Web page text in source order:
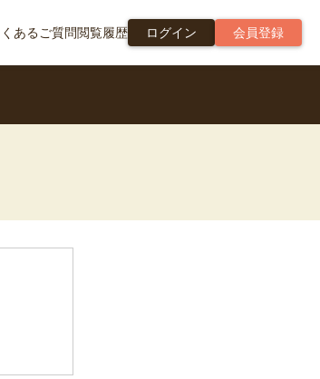
あるご質問閲覧履歴 ログイン 会員登録